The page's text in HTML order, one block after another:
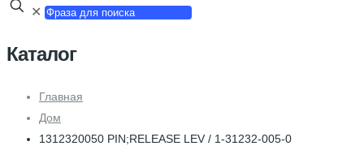
✕
Каталог
Главная
Дом
1312320050 PIN;RELEASE LEV / 1-31232-005-0